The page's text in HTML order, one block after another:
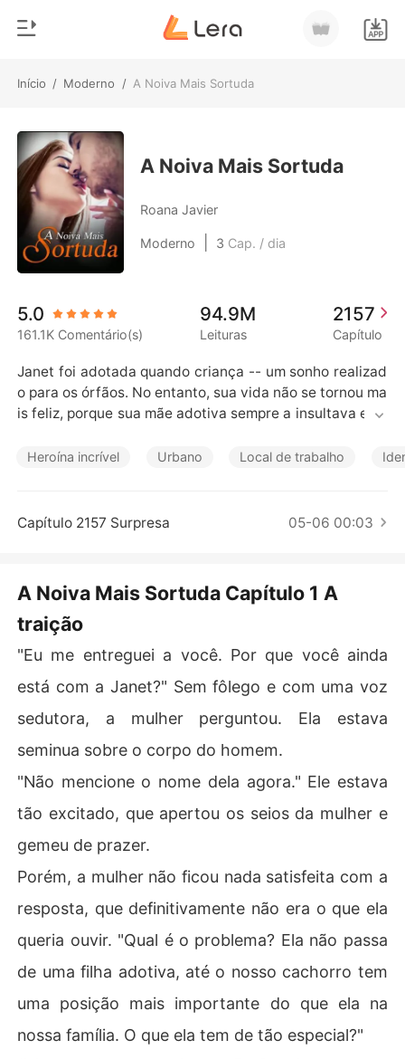
Início / Moderno / A Noiva Mais Sortuda
Loja
Histórico
Sair
Baixar App
Gênero
Moderno
Lobisomem
Contos
Bilionários
Contos Curtos
A Noiva Mais Sortuda
Roana Javier
Moderno 3 Cap. / dia
5.0
161.1K Comentário(s)
94.9M
Leituras
2157
Capítulo
Janet foi adotada quando criança -- um sonho realizad
o para os órfãos. No entanto, sua vida não se tornou ma
is feliz, porque sua mãe adotiva sempre a insultava e a i
da Janet e a amava, infelizmente, ela adoeceu e Janet
otivos para cobrir as despesas médicas da criada.
aparência.
a vida imprudente. Ele se casou apenas para cumprir o
último desejo de sua mãe. No entanto, na noite de núp
rente do que os outros diziam.
Ethan era realmente quem pensávamos que ele era? Po
mais rico e impenetrável da cidade?
Ele descobriria que Janet se casou com ele como substi
tuta de sua irmã? O casamento deles seria um conto ro
mântico ou um desastre total? Vamos ler e conhecer ma
is sobre a jornada de Janet e Ethan.
Heroína incrível Urbano Local de trabalho
Capítulo 2157 Surpresa 05-06 00:03
A Noiva Mais Sortuda Capítulo 1 A
traição
"Eu me entreguei a você. Por que você ainda
está com a Janet?" Sem fôlego e com uma voz
sedutora, a mulher perguntou. Ela estava
seminua sobre o corpo do homem.
"Não mencione o nome dela agora." Ele estava
tão excitado, que apertou os seios da mulher e
gemeu de prazer.
Porém, a mulher não ficou nada satisfeita com a
resposta, que definitivamente não era o que ela
queria ouvir. "Qual é o problema? Ela não passa
de uma filha adotiva, até o nosso cachorro tem
uma posição mais importante do que ela na
nossa família. O que ela tem de tão especial?"